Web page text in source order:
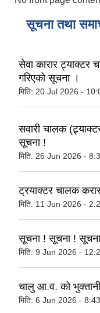
सूचना तथा
सेवा कारार ट्याक्टर
गरिएको सूचना ।
मिति: 20 Jul 2026 -
सवारी चालक
सूचना !
मिति: 26 Jun 2026 -
ट्रयाक्टर चालक
मिति: 11 Jun 2026 -
सूचना ! सूचना !
मिति: 9 Jun 2026 -
चालु आ.व. को
मिति: 6 Jun 2026 -